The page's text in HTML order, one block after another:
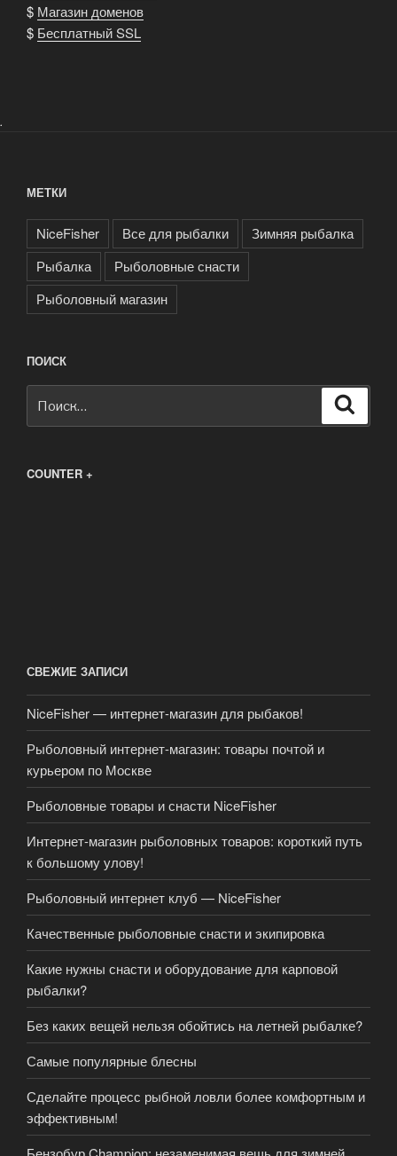
$ Магазин доменов
$ Бесплатный SSL
.
МЕТКИ
NiceFisher Все для рыбалки
Зимняя рыбалка
Рыбалка
Рыболовные снасти
Рыболовный магазин
ПОИСК
COUNTER +
СВЕЖИЕ ЗАПИСИ
NiceFisher — интернет-магазин для рыбаков!
Рыболовный интернет-магазин: товары почтой и
курьером по Москве
Рыболовные товары и снасти NiceFisher
Интернет-магазин рыболовных товаров: короткий путь
к большому улову!
Рыболовный интернет клуб — NiceFisher
Качественные рыболовные снасти и экипировка
Какие нужны снасти и оборудование для карповой
рыбалки?
Без каких вещей нельзя обойтись на летней рыбалке?
Самые популярные блесны
Сделайте процесс рыбной ловли более комфортным и
эффективным!